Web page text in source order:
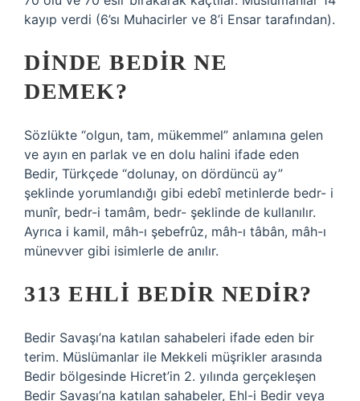
kayıp verdi (6’sı Muhacirler ve 8’i Ensar tarafından).
DINDE BEDIR NE
DEMEK?
Sözlükte “olgun, tam, mükemmel” anlamına gelen
ve ayın en parlak ve en dolu halini ifade eden
Bedir, Türkçede “dolunay, on dördüncü ay”
şeklinde yorumlandığı gibi edebî metinlerde bedr- i
munîr, bedr-i tamâm, bedr- şeklinde de kullanılır.
Ayrıca i kamil, mâh-ı şebefrûz, mâh-ı tâbân, mâh-ı
münevver gibi isimlerle de anılır.
313 EHLI BEDIR NEDIR?
Bedir Savaşı’na katılan sahabeleri ifade eden bir
terim. Müslümanlar ile Mekkeli müşrikler arasında
Bedir bölgesinde Hicret’in 2. yılında gerçekleşen
Bedir Savaşı’na katılan sahabeler, Ehl-i Bedir veya